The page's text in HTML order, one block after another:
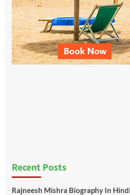
Recent Posts
Rajneesh Mishra Biography In Hindi